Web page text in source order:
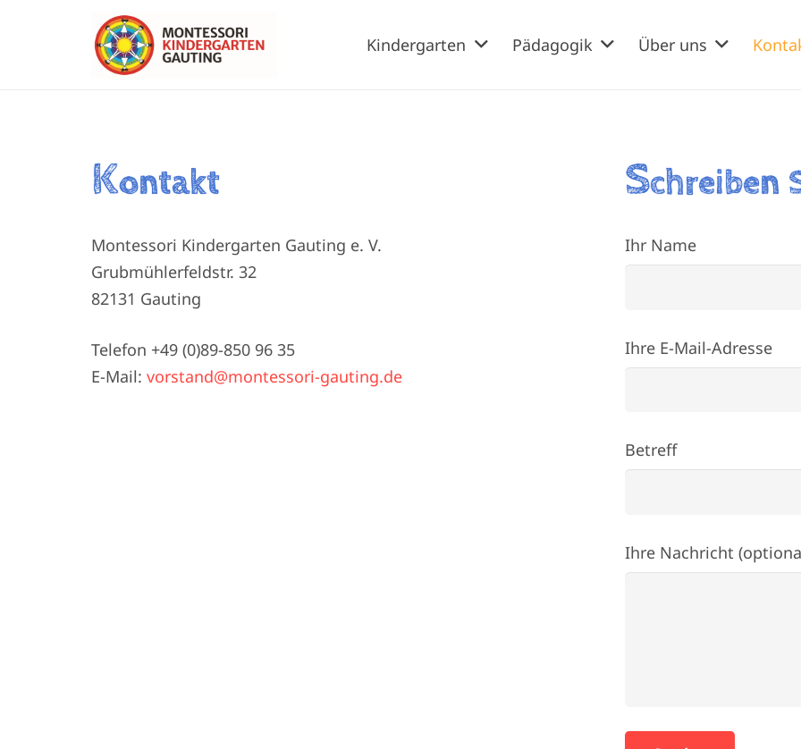
Kindergarten Pädagogik Über uns
Kontakt
Montessori Kindergarten Gauting e. V.
Grubmühlerfeldstr. 32
82131 Gauting
Telefon +49 (0)89-850 96 35
E-Mail: vorstand@montessori-gauting.de
Schreiben
Ihr Name
Ihre E-Mail-Adresse
Betreff
Ihre Nachricht